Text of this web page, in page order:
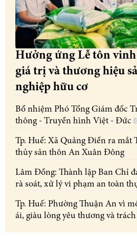
Hưởng ứng Lễ tôn
giá trị và thương hiệu
nghiệp hữu cơ
Bổ nhiệm Phó Tổng Giám đốc
thông - Truyền hình Việt - Đức
Tp. Huế: Xã Quảng Điền ra mắt
thủy sản thôn An Xuân Đông
Lâm Đồng: Thành lập Ban Chỉ
rà soát, xử lý vi phạm an toàn
Tp. Huế: Phường Thuận An vì
ái, giàu lòng yêu thương và